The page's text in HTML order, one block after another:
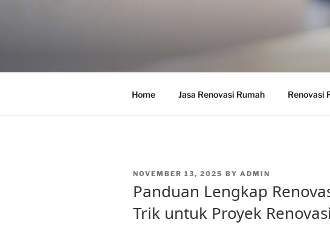
Home Jasa Renovasi Rumah Renovasi
POSTED
NOVEMBER 13, 2025 BY ADMIN
Panduan Lengkap
Trik untuk Proyek